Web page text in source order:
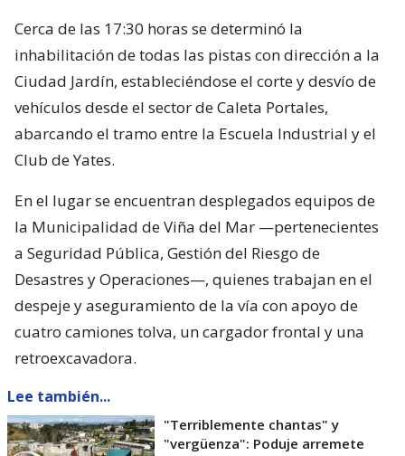
Cerca de las 17:30 horas se determinó la
inhabilitación de todas las pistas con dirección a la
Ciudad Jardín, estableciéndose el corte y desvío de
vehículos desde el sector de Caleta Portales,
abarcando el tramo entre la Escuela Industrial y el
Club de Yates.
En el lugar se encuentran desplegados equipos de
la Municipalidad de Viña del Mar —pertenecientes
a Seguridad Pública, Gestión del Riesgo de
Desastres y Operaciones—, quienes trabajan en el
despeje y aseguramiento de la vía con apoyo de
cuatro camiones tolva, un cargador frontal y una
retroexcavadora.
Lee también...
"Terriblemente chantas" y
"vergüenza": Poduje arremete